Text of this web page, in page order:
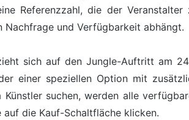
Referenzzahl, die der
Nachfrage und Verfügbarkeit abhängt.
sich auf den Jungle-Auftritt am
einer speziellen Option mit
suchen, werden alle
die Kauf-Schaltfläche klicken.